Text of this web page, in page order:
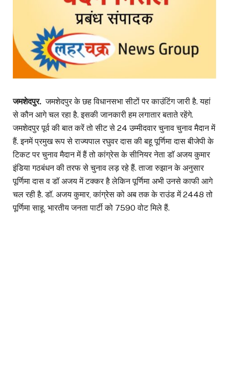
जमशेदपुर. जमशेदपुर के छह विधानसभा सीटों पर काउंटिंग जारी है. यहां
से कौन आगे चल रहा है. इसकी जानकारी हम लगातार बताते रहेंगे.
जमशेदपुर पूर्व की बात करें तो सीट से 24 उम्मीदवार चुनाव चुनाव मैदान में
हैं. इनमें प्रमुख रूप से राज्यपाल रघुवर दास की बहू पूर्णिमा दास बीजेपी के
टिकट पर चुनाव मैदान में हैं तो कांग्रेस के सीनियर नेता डाॅ अजय कुमार
इंडिया गठबंधन की तरफ से चुनाव लड़ रहे हैं. ताजा रुझान के अनुसार
पूर्णिमा दास व डॉ अजय में टक्कर है लेकिन पूर्णिमा अभी उनसे काफी आगे
चल रही है. डॉ. अजय कुमार, कांग्रेस को अब तक के राउंड में 2448 तो
पूर्णिमा साहू, भारतीय जनता पार्टी को 7590 वोट मिले हैं.